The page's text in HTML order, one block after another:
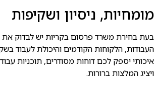
מומחיות, ניסיון ושקיפות
בעת בחירת משרד פרסום בקריות יש לבדוק את
העבודות, הלקוחות הקודמים והיכולת לעבוד
איכותי יספק לכם דוחות מסודרים, תוכניות
ויציג המלצות ברורות.